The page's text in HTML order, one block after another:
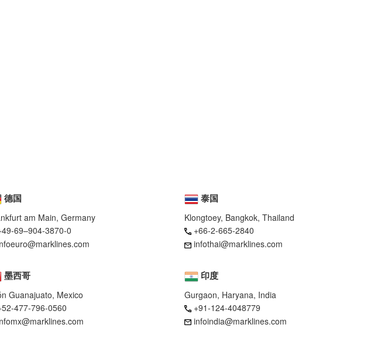
墨西哥
Guanajuato, Mexico
477-796-0560
德国
am Main, Germany
69–904-3870-0
泰国
Klongtoey, Bangkok, Thailand
+66-2-665-2840
infothai@marklines.com
印度
Gurgaon, Haryana, India
+91-124-4048779
infoindia@marklines.com